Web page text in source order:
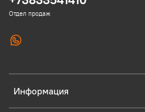
Информация
Отдел продаж